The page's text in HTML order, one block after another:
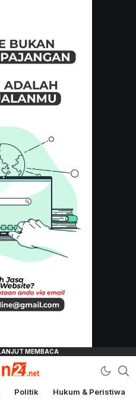
Politik Hukum & Peristiwa